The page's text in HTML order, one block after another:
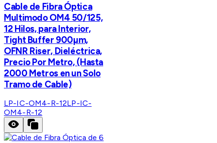
Cable de Fibra Óptica
Multimodo OM4 50/125,
12 Hilos, para Interior,
Tight Buffer 900µm,
OFNR Riser, Dieléctrica,
Precio Por Metro, (Hasta
2000 Metros en un Solo
Tramo de Cable)
LP-IC-OM4-R-12LP-IC-
OM4-R-12